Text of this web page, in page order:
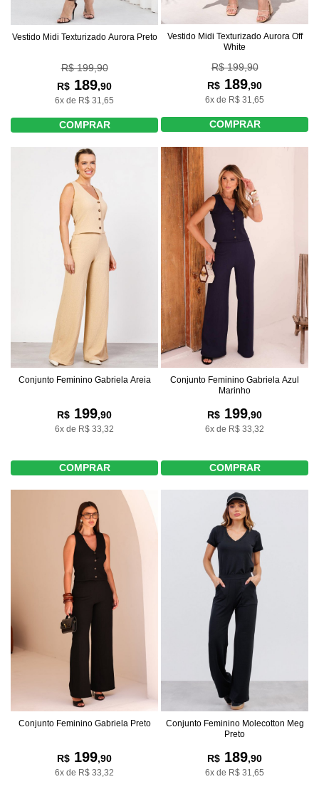
Vestido Midi Texturizado Aurora Preto
R$ 199,90
R$ 189,90
6x de R$ 31,65
COMPRAR
Vestido Midi Texturizado Aurora Off
White
R$ 199,90
R$ 189,90
6x de R$ 31,65
COMPRAR
Conjunto Feminino Gabriela Areia
R$ 199,90
6x de R$ 33,32
COMPRAR
Conjunto Feminino Gabriela Azul
Marinho
R$ 199,90
6x de R$ 33,32
COMPRAR
Conjunto Feminino Gabriela Preto
R$ 199,90
6x de R$ 33,32
Conjunto Feminino Molecotton Meg
Preto
R$ 189,90
6x de R$ 31,65